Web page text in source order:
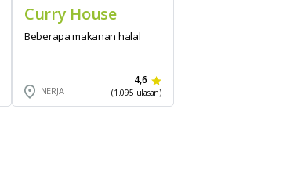
Curry House
Beberapa makanan halal
NERJA
4,6
(1.095 ulasan)